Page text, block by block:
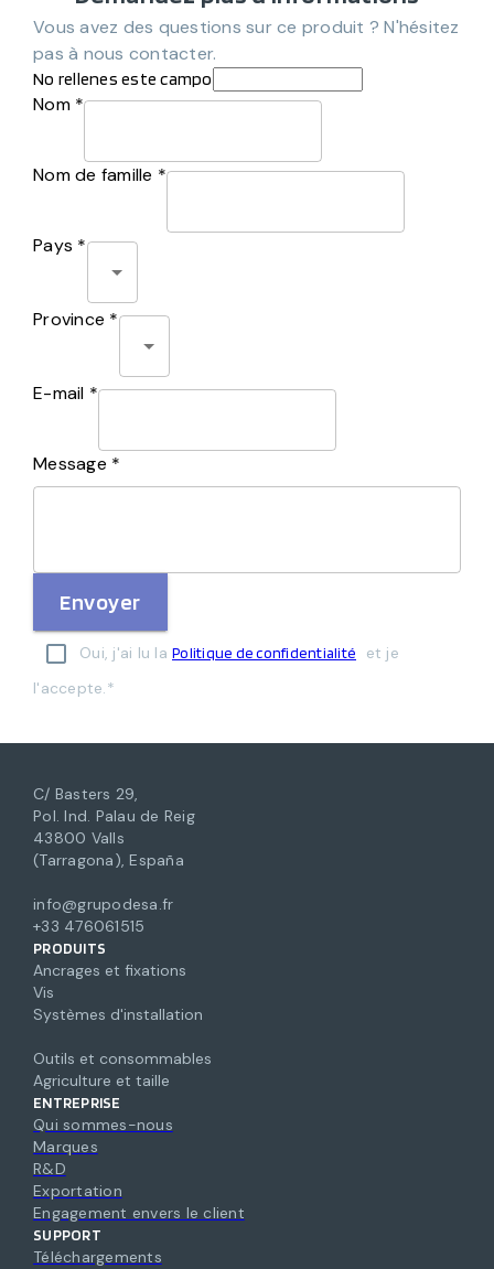
Vous avez des questions sur ce produit ? N'hésitez
pas à nous contacter.
No rellenes este campo
Nom *
Nom de famille *
Pays *
Province *
E-mail *
Message *
Envoyer
Oui, j'ai lu la Politique de confidentialité
et je
l'accepte.*
C/ Basters 29,
Pol. Ind. Palau de Reig
43800 Valls
(Tarragona), España
info@grupodesa.fr
+33 476061515
PRODUITS
Ancrages et fixations
Vis
Systèmes d'installation
Outils et consommables
Agriculture et taille
ENTREPRISE
Qui sommes-nous
Marques
R&D
Exportation
Engagement envers le client
SUPPORT
Téléchargements